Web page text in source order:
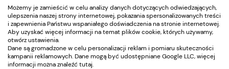
Pomoc
Moje konto
Płatności
Możemy je zamieścić w celu analizy danych dotyczących odwiedzających,
ulepszenia naszej strony internetowej, pokazania spersonalizowanych treści
i zapewnienia Państwu wspaniałego doświadczenia na stronie internetowej.
Aby uzyskać więcej informacji na temat plików cookie, których używamy,
otwórz ustawienia.
Dane są gromadzone w celu personalizacji reklam i pomiaru skuteczności
kampanii reklamowych. Dane mogą być udostępniane Google LLC, więcej
informacji można znaleźć tutaj.